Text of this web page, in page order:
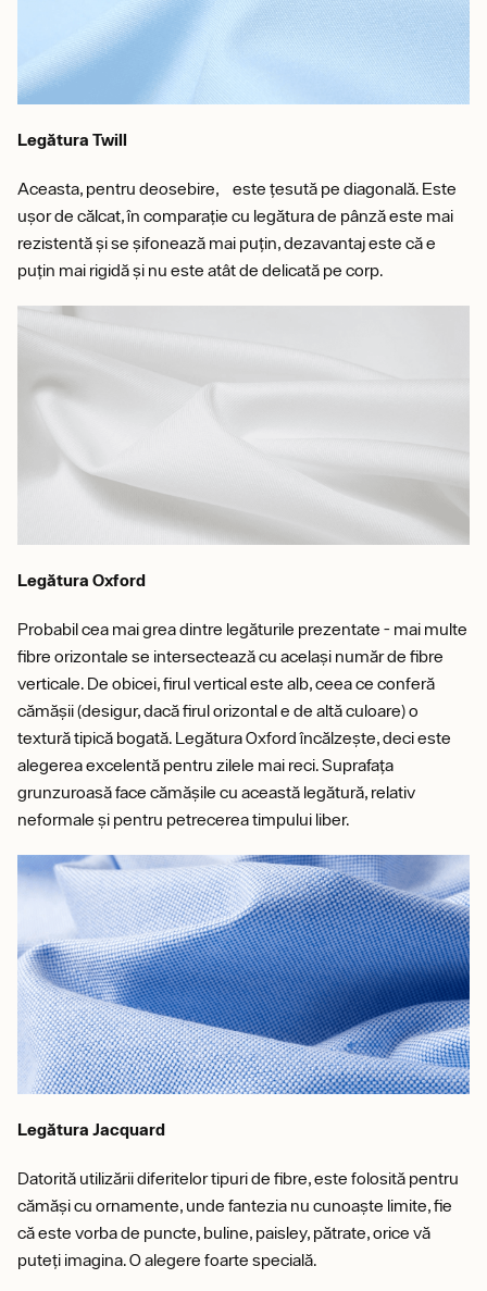
Legătura Twill
Aceasta, pentru deosebire, este țesută pe diagonală. Este
ușor de călcat, în comparație cu legătura de pânză este mai
rezistentă și se șifonează mai puțin, dezavantaj este că e
puțin mai rigidă și nu este atât de delicată pe corp.
Legătura Oxford
Probabil cea mai grea dintre legăturile prezentate - mai multe
fibre orizontale se intersectează cu același număr de fibre
verticale. De obicei, firul vertical este alb, ceea ce conferă
cămășii (desigur, dacă firul orizontal e de altă culoare) o
textură tipică bogată. Legătura Oxford încălzește, deci este
alegerea excelentă pentru zilele mai reci. Suprafața
grunzuroasă face cămășile cu această legătură, relativ
neformale și pentru petrecerea timpului liber.
Legătura Jacquard
Datorită utilizării diferitelor tipuri de fibre, este folosită pentru
cămăși cu ornamente, unde fantezia nu cunoaște limite, fie
că este vorba de puncte, buline, paisley, pătrate, orice vă
puteți imagina. O alegere foarte specială.